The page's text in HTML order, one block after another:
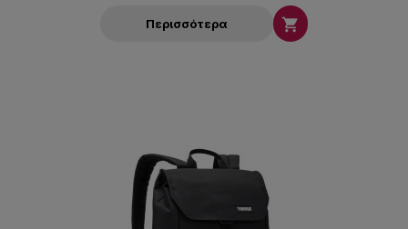
Περισσότερα 